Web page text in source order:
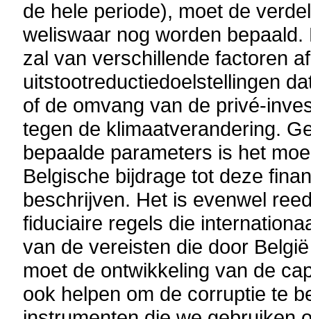
de hele periode), moet de
weliswaar nog worden
zal van verschillende factoren
uitstootreductiedoelstellingen
of de omvang van de privé-
tegen de klimaatverandering.
bepaalde parameters is het
Belgische bijdrage tot deze
beschrijven. Het is evenwel
fiduciaire regels die
van de vereisten die door
moet de ontwikkeling van de
ook helpen om de corruptie te